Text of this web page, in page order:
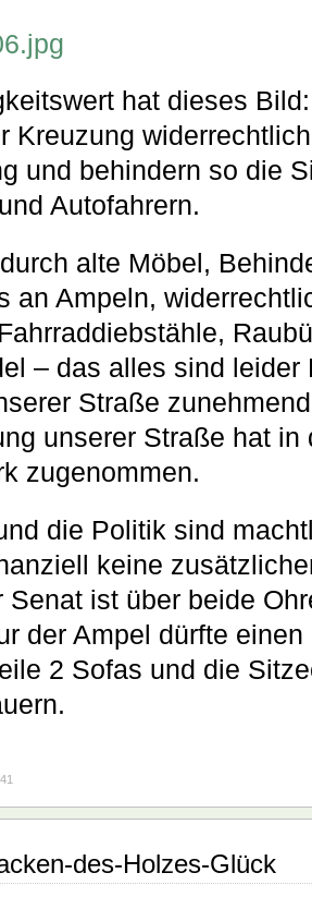
hat dieses
Kreuzung
und behindern so die
Autofahrern.
alte Möbel,
an Ampeln,
– das alles sind
Straße
unserer Straße hat
zugenommen.
die Politik sind
keine
Senat ist über beide
der Ampel dürfte
2 Sofas und die
des-Holzes-Glück